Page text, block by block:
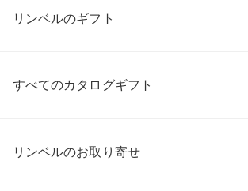
リンベルのギフト
すべてのカタログギフト
リンベルのお取り寄せ